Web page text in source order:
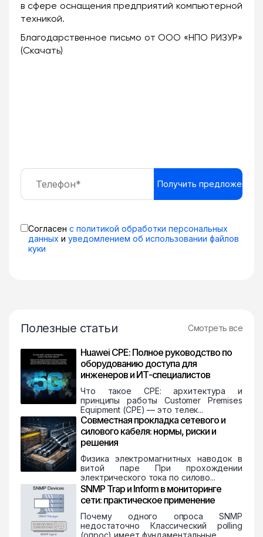
в сфере оснащения предприятий компьютерной
техникой.
Благодарственное письмо от ООО «НПО РИЗУР»
(Скачать)
Согласен с политикой обработки персональных
данных и уведомлением об использовании файлов
куки
Полезные статьи Смотреть все
Huawei CPE: Полное руководство по
оборудованию доступа для
инженеров и ИТ-специалистов
Что такое CPE: архитектура и
принципы работы Customer Premises
Equipment (CPE) — это телек...
Совместная прокладка сетевого и
силового кабеля: нормы, риски и
решения
Физика электромагнитных наводок в
витой паре При прохождении
электрического тока по силово...
SNMP Trap и Inform в мониторинге
сети: практическое применение
Почему одного опроса SNMP
недостаточно Классический polling
(опрос) имеет фундаментальные ...